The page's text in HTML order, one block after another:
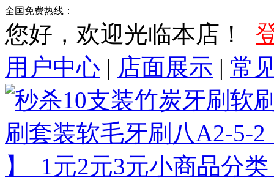
全国免费热线：
您好，欢迎光临本店！
用户中心 | 店面展示 | 常